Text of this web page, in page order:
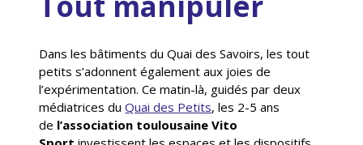
Dans les bâtiments du Quai des Savoirs, les tout
petits s’adonnent également aux joies de
l’expérimentation. Ce matin-là, guidés par deux
médiatrices duQuai des Petits, les 2-5 ans
de l’association toulousaine Vito